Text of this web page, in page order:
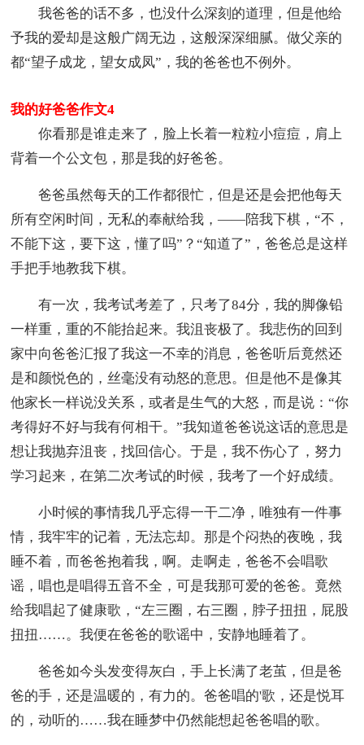
我爸爸的话不多，也没什么深刻的道理，但是他给
予我的爱却是这般广阔无边，这般深深细腻。做父亲的
都“望子成龙，望女成凤”，我的爸爸也不例外。
我的好爸爸作文4
你看那是谁走来了，脸上长着一粒粒小痘痘，肩上
背着一个公文包，那是我的好爸爸。
爸爸虽然每天的工作都很忙，但是还是会把他每天
所有空闲时间，无私的奉献给我，——陪我下棋，“不，
不能下这，要下这，懂了吗”？“知道了”，爸爸总是这样
手把手地教我下棋。
有一次，我考试考差了，只考了84分，我的脚像铅
一样重，重的不能抬起来。我沮丧极了。我悲伤的回到
家中向爸爸汇报了我这一不幸的消息，爸爸听后竟然还
是和颜悦色的，丝毫没有动怒的意思。但是他不是像其
他家长一样说没关系，或者是生气的大怒，而是说：“你
考得好不好与我有何相干。”我知道爸爸说这话的意思是
想让我抛弃沮丧，找回信心。于是，我不伤心了，努力
学习起来，在第二次考试的时候，我考了一个好成绩。
小时候的事情我几乎忘得一干二净，唯独有一件事
情，我牢牢的记着，无法忘却。那是个闷热的夜晚，我
睡不着，而爸爸抱着我，啊。走啊走，爸爸不会唱歌
谣，唱也是唱得五音不全，可是我那可爱的爸爸。竟然
给我唱起了健康歌，“左三圈，右三圈，脖子扭扭，屁股
扭扭……。我便在爸爸的歌谣中，安静地睡着了。
爸爸如今头发变得灰白，手上长满了老茧，但是爸
爸的手，还是温暖的，有力的。爸爸唱的'歌，还是悦耳
的，动听的……我在睡梦中仍然能想起爸爸唱的歌。